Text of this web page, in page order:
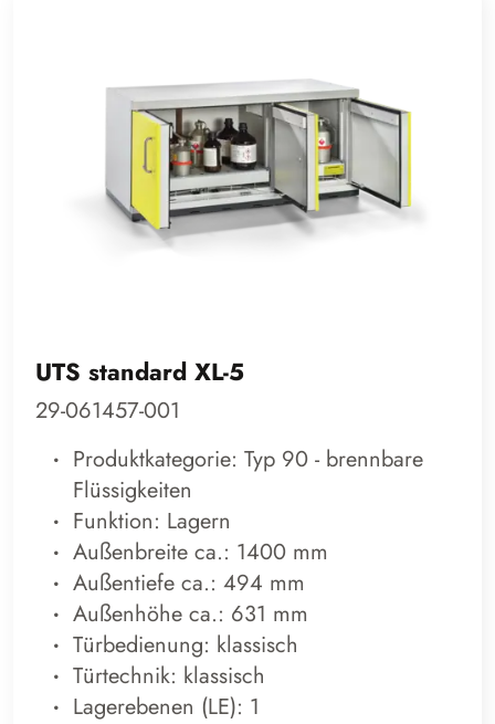
UTS standard XL-5
29-061457-001
Produktkategorie: Typ 90 - brennbare
Flüssigkeiten
Funktion: Lagern
Außenbreite ca.: 1400 mm
Außentiefe ca.: 494 mm
Außenhöhe ca.: 631 mm
Türbedienung: klassisch
Türtechnik: klassisch
Lagerebenen (LE): 1